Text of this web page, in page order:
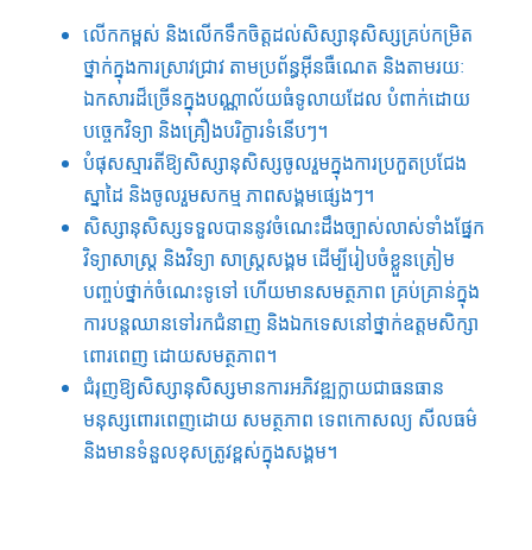
លើកកម្ពស់​ និង​លើកទឹកចិត្ត​ដល់​សិស្សានុសិស្ស​គ្រប់​កម្រិត​
ថ្នាក់​ក្នុង​ការស្រាវជ្រាវ​ តាម​ប្រព័ន្ធ​អ៊ី​នធឺ​ណេត​ និង​តាមរយៈ​
ឯកសារ​ដ៏​ច្រើន​ក្នុង​បណ្ណាល័យ​ធំ​ទូលាយ​ដែល​ បំពាក់​ដោយ​
បច្ចេកវិទ្យា​ និង​គ្រឿង​បរិក្ខារ​ទំនើប​ៗ។
បំផុសស្មារតី​ឱ្យ​សិស្សានុសិស្ស​ចូលរួម​ក្នុង​ការប្រកួត​ប្រជែង​
ស្នាដៃ​ និង​ចូលរួម​សកម្ម​ ភាព​សង្គម​ផ្សេង​ៗ។
សិស្សានុសិស្ស​ទទួល​បាន​នូវ​ចំណេះដឹង​ច្បាស់លាស់​ទាំង​ផ្នែក​
វិទ្យាសាស្រ្ត​ និង​វិទ្យា​ សាស្រ្ត​សង្គម​ ដើម្បី​រៀបចំ​ខ្លួន​ត្រៀម​
បពា្ចប់​ថ្នាក់​ចំណេះ​ទូទៅ​ ហើយ​មាន​សមត្ថភាព​ គ្រប់គ្រាន់​ក្នុង​
ការ​បន្ត​ឈាន​ទៅ​រក​ជំនាញ​ និង​ឯកទេស​នៅ​ថ្នាក់​ឧត្តម​សិក្សា​
ពោរពេញ​ ដោយ​សមត្ថភាព​។
ជំរុញ​ឱ្យ​សិស្សានុសិស្ស​មានការ​អភិវឌ្ឍ​ក្លាយជា​ធនធាន
មនុស្ស​ពោរពេញ​ដោយ​ សមត្ថភាព​ ទេពកោសល្យ​ សីលធម៌​
និង​មាន​ទំនួល​ខុសត្រូវ​ខ្ពស់​ក្នុង​សង្គម​។